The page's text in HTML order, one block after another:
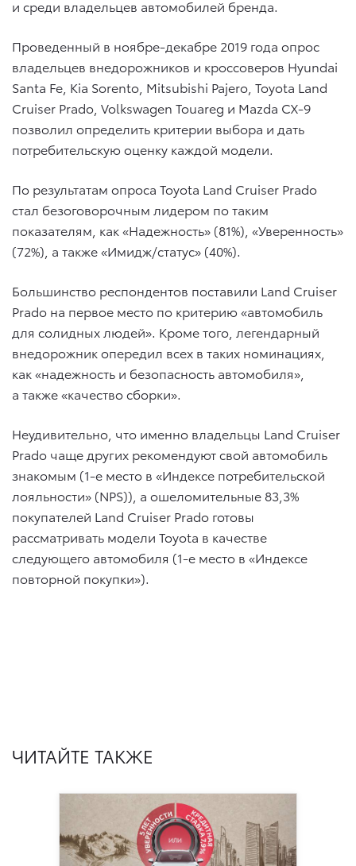
и среди владельцев автомобилей бренда.
Проведенный в ноябре-декабре 2019 года опрос
владельцев внедорожников и кроссоверов Hyundai
Santa Fe, Kia Sorento, Mitsubishi Pajero, Toyota Land
Cruiser Prado, Volkswagen Touareg и Mazda CX-9
позволил определить критерии выбора и дать
потребительскую оценку каждой модели.
По результатам опроса Toyota Land Cruiser Prado
стал безоговорочным лидером по таким
показателям, как «Надежность» (81%), «Уверенность»
(72%), а также «Имидж/статус» (40%).
Большинство респондентов поставили Land Cruiser
Prado на первое место по критерию «автомобиль
для солидных людей». Кроме того, легендарный
внедорожник опередил всех в таких номинациях,
как «надежность и безопасность автомобиля»,
а также «качество сборки».
Неудивительно, что именно владельцы Land Cruiser
Prado чаще других рекомендуют свой автомобиль
знакомым (1-е место в «Индексе потребительской
лояльности» (NPS)), а ошеломительные 83,3%
покупателей Land Cruiser Prado готовы
рассматривать модели Toyota в качестве
следующего автомобиля (1-е место в «Индексе
повторной покупки»).
ЧИТАЙТЕ ТАКЖЕ